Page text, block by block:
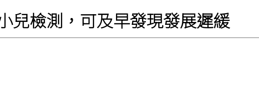
兒檢測，可及早發現發展遲緩